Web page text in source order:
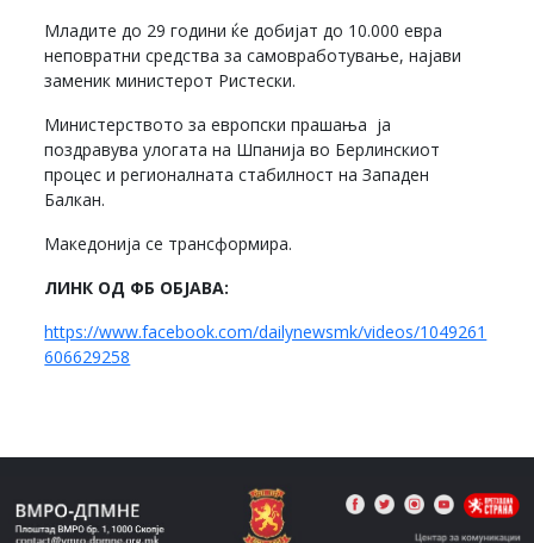
Младите до 29 години ќе добијат до 10.000 евра
неповратни средства за самовработување, најави
заменик министерот Ристески.
Министерството за европски прашања ја
поздравува улогата на Шпанија во Берлинскиот
процес и регионалната стабилност на Западен
Балкан.
Македонија се трансформира.
ЛИНК ОД ФБ ОБЈАВА:
https://www.facebook.com/dailynewsmk/videos/1049261
606629258